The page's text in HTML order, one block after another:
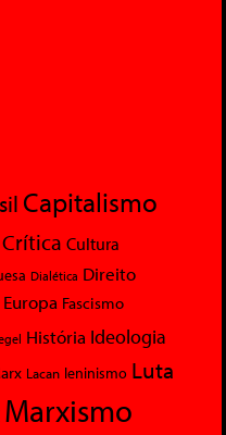
Capitalismo
Crítica Cultura
Dialética Direito
Europa Fascismo
História Ideologia
Lacan leninismo Luta
Marxismo